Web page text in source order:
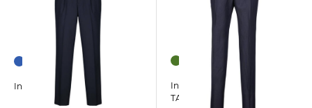
Incotex | Herren Hose
Incotex | Herren Hose
TAPERED 1